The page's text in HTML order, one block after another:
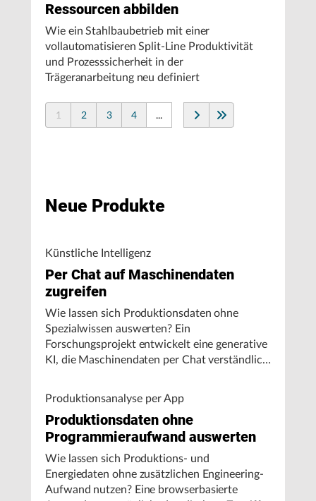
Ressourcen abbilden
Wie ein Stahlbaubetrieb mit einer
vollautomatisieren Split-Line Produktivität
und Prozesssicherheit in der
Trägeranarbeitung neu definiert
1 2 3 4 ...
Neue Produkte
Künstliche Intelligenz
Per Chat auf Maschinendaten
zugreifen
Wie lassen sich Produktionsdaten ohne
Spezialwissen auswerten? Ein
Forschungsprojekt entwickelt eine generative
KI, die Maschinendaten per Chat verständlich
Produktionsanalyse per App
Produktionsdaten ohne
Programmieraufwand auswerten
Wie lassen sich Produktions- und
Energiedaten ohne zusätzlichen Engineering-
Aufwand nutzen? Eine browserbasierte